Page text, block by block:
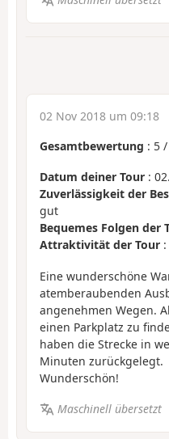
02 Nov 2018 um 09:18
Gesamtbewertung : 5 /
Datum deiner Tour :
Zuverlässigkeit der
gut
Bequemes Folgen der
Attraktivität der Tour
Eine wunderschöne
atemberaubenden
angenehmen Wegen.
einen Parkplatz zu
haben die Strecke in
Minuten zurückgelegt.
Wunderschön!
Maschinell übersetzt